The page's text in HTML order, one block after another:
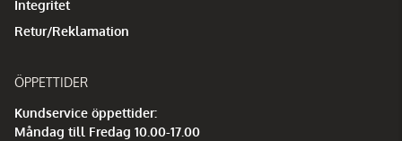
Integritet
Retur/Reklamation
ÖPPETTIDER
Kundservice öppettider:
Måndag till Fredag 10.00-17.00